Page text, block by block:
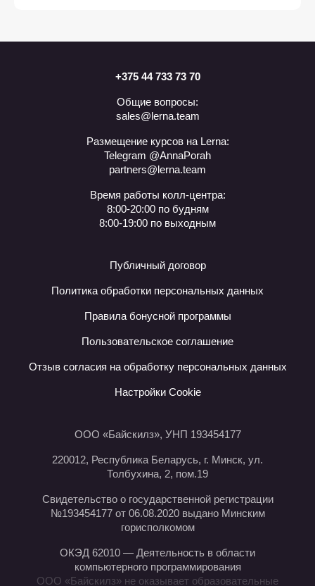
+375 44 733 73 70
Общие вопросы:
sales@lerna.team
Размещение курсов на Lerna:
Telegram @AnnaPorah
partners@lerna.team
Время работы колл-центра:
8:00-20:00 по будням
8:00-19:00 по выходным
Публичный договор
Политика обработки персональных данных
Правила бонусной программы
Пользовательское соглашение
Отзыв согласия на обработку персональных данных
Настройки Cookie
ООО «Байскилз», УНП 193454177
220012, Республика Беларусь, г. Минск, ул.
Толбухина, 2, пом.19
Свидетельство о государственной регистрации
№193454177 от 06.08.2020 выдано Минским
горисполкомом
ОКЭД 62010 — Деятельность в области
компьютерного программирования
ООО «Байскилз» не оказывает образовательные